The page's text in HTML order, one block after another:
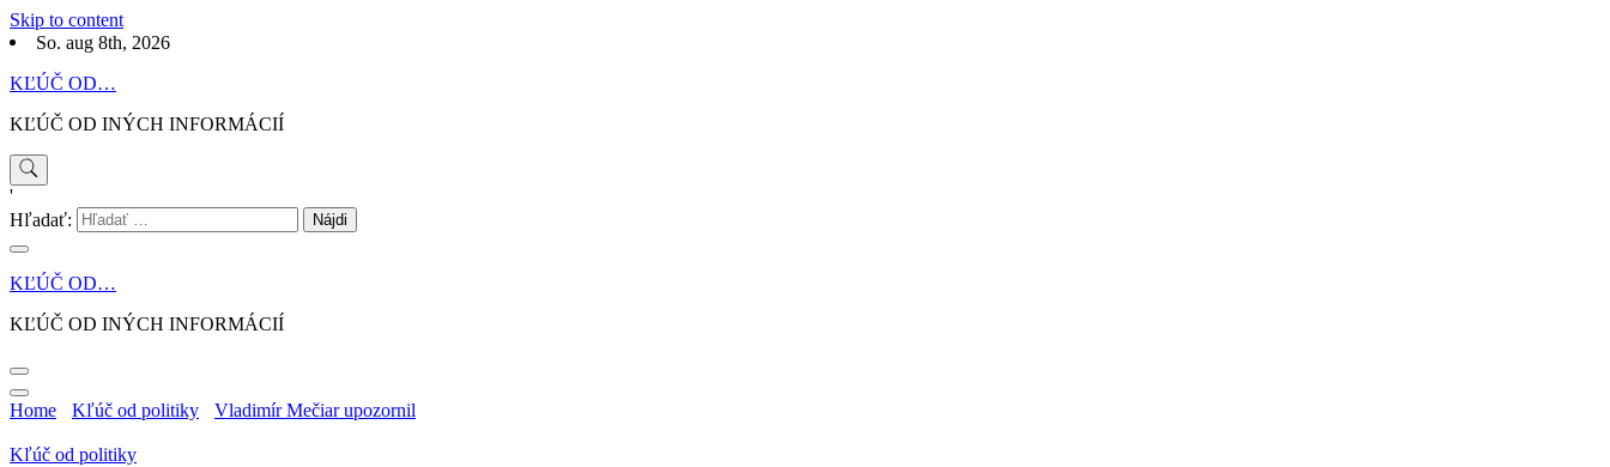
Skip to content
So. aug 8th, 2026
KĽÚČ OD…
KĽÚČ OD INÝCH INFORMÁCIÍ
'
Hľadať:
KĽÚČ OD…
KĽÚČ OD INÝCH INFORMÁCIÍ
Home Kľúč od politiky Vladimír Mečiar upozornil
Kľúč od politiky